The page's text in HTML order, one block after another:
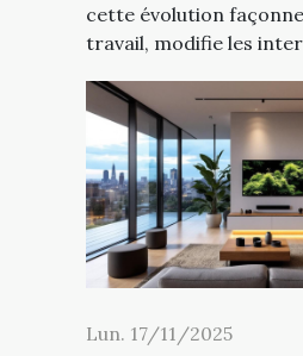
cette évolution
travail, modifie les
Lun. 17/11/2025